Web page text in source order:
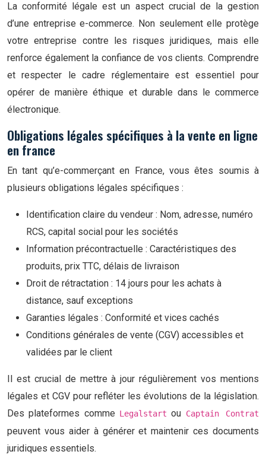
La conformité légale est un aspect crucial de la gestion
d’une entreprise e-commerce. Non seulement elle protège
votre entreprise contre les risques juridiques, mais elle
renforce également la confiance de vos clients. Comprendre
et respecter le cadre réglementaire est essentiel pour
opérer de manière éthique et durable dans le commerce
électronique.
Obligations légales spécifiques à la vente en ligne
en france
En tant qu’e-commerçant en France, vous êtes soumis à
plusieurs obligations légales spécifiques :
Identification claire du vendeur : Nom, adresse, numéro
RCS, capital social pour les sociétés
Information précontractuelle : Caractéristiques des
produits, prix TTC, délais de livraison
Droit de rétractation : 14 jours pour les achats à
distance, sauf exceptions
Garanties légales : Conformité et vices cachés
Conditions générales de vente (CGV) accessibles et
validées par le client
Il est crucial de mettre à jour régulièrement vos mentions
légales et CGV pour refléter les évolutions de la législation.
Des plateformes comme Legalstart ou Captain Contrat
peuvent vous aider à générer et maintenir ces documents
juridiques essentiels.